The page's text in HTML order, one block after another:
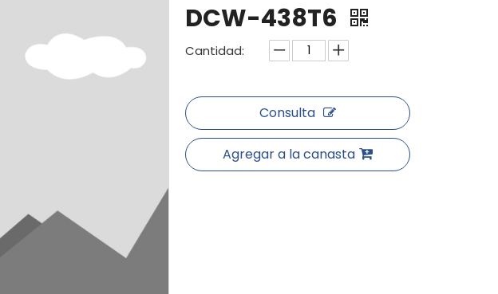
DCW-438T6
Cantidad:
Consulta
Agregar a la canasta